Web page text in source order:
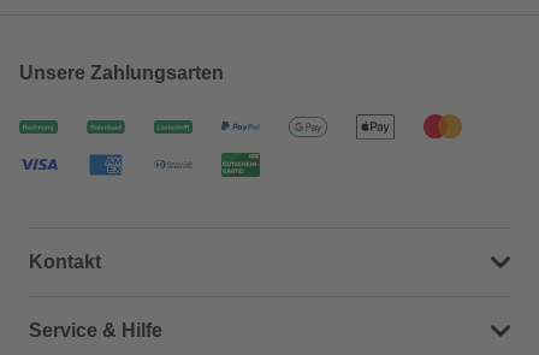
Unsere Zahlungsarten
Kontakt
Dein Kontakt zu uns
Service & Hilfe